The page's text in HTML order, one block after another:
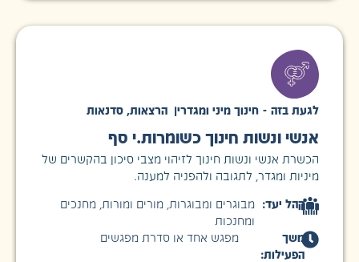
לגעת בזה - חינוך מיני ומגדרי| הרצאות, סדנאות
אנשי ונשות חינוך כשומרות.י סף
הכשרת אנשי ונשות חינוך לזיהוי מצבי סיכון בהקשרים של
מיניות ומגדר, לתגובה ולהפניה למענה.
קהל יעד: מבוגרים ומבוגרות מורים ומורות מחנכים
ומחנכות
משך
הפעילות:
מפגש אחד או סדרת מפגשים